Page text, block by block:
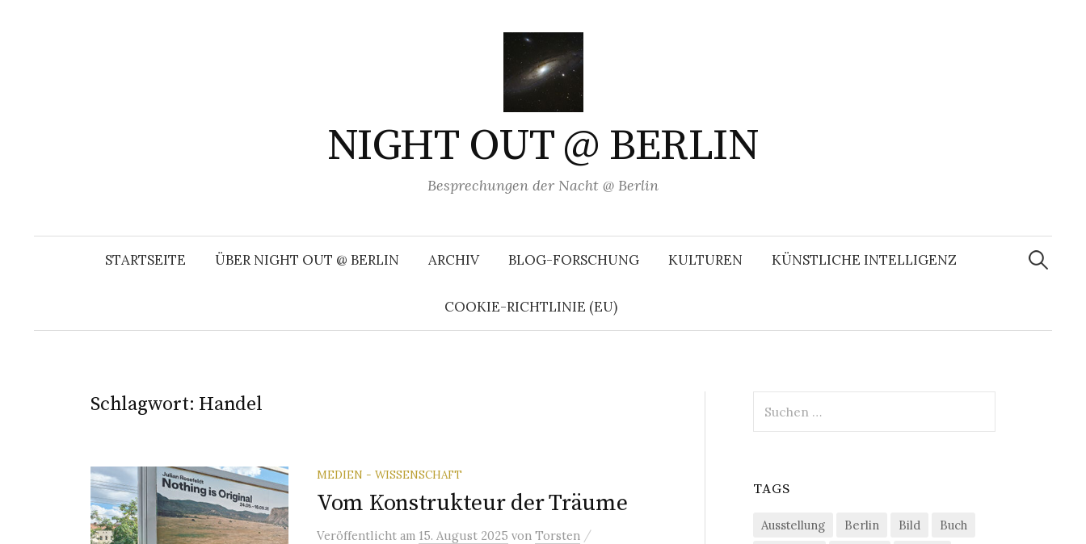
NIGHT OUT @ BERLIN
Besprechungen der Nacht @ Berlin
STARTSEITE ÜBER NIGHT OUT @ BERLIN ARCHIV BLOG-FORSCHUNG KULTUREN KÜNSTLICHE INTELLIGENZ
COOKIE-RICHTLINIE (EU)
Suchen
nach:
Schlagwort: Handel
MEDIEN - WISSENSCHAFT
Vom Konstrukteur der Träume
Veröffentlicht am 15. August 2025 von Torsten /
nach:
TAGS
Ausstellung Berlin Bild
Buch